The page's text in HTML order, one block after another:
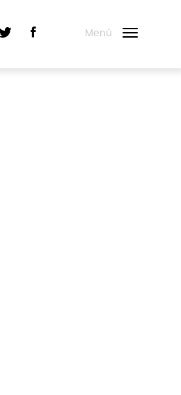
Menú